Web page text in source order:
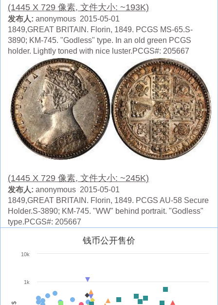
(1445 X 729 像素, 文件大小: ~193K)
发布人: anonymous 2015-05-01
1849,GREAT BRITAIN. Florin, 1849. PCGS MS-65.S-
3890; KM-745. "Godless" type. In an old green PCGS
holder. Lightly toned with nice luster.PCGS#: 205667
(1445 X 729 像素, 文件大小: ~245K)
发布人: anonymous 2015-05-01
1849,GREAT BRITAIN. Florin, 1849. PCGS AU-58 Secure
Holder.S-3890; KM-745. "WW" behind portrait. "Godless"
type.PCGS#: 205667